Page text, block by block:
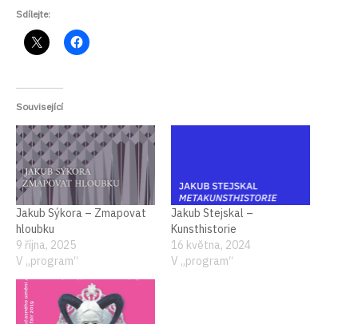
Sdílejte:
Související
Jakub Sýkora – Zmapovat
hloubku
9 října, 2025
V „program“
Jakub Stejskal –
Kunsthistorie
16 května, 2024
V „program“